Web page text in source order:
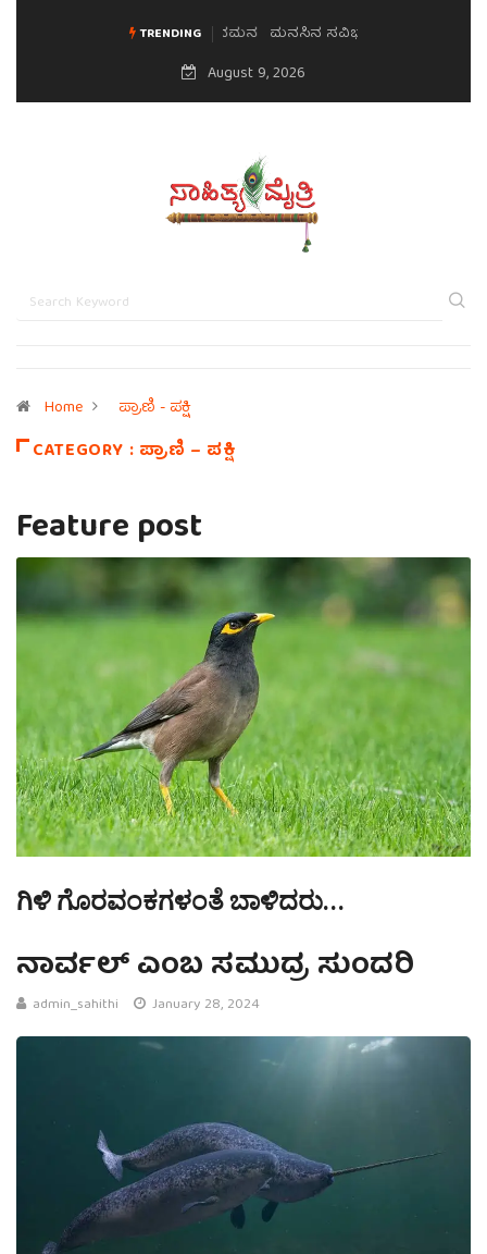
TRENDING ಮನಸಿನ ಸವಿಭಾವ
August 9, 2026
Home ಪ್ರಾಣಿ - ಪಕ್ಷಿ
CATEGORY : ಪ್ರಾಣಿ – ಪಕ್ಷಿ
Feature post
ಗಿಳಿ ಗೊರವಂಕಗಳಂತೆ ಬಾಳಿದರು…
ನಾರ್ವಲ್ ಎಂಬ ಸಮುದ್ರ ಸುಂದರಿ
admin_sahithi January 28, 2024